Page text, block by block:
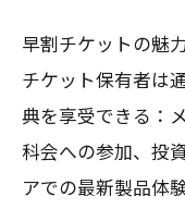
早割チケットの魅
チケット保有者は
典を享受できる：
科会への参加、投
アでの最新製品体